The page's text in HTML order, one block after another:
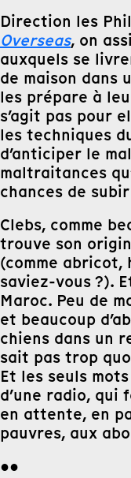
Direction les
Overseas, on
auxquels se
de maison dans
les prépare à
s’agit pas pour
les techniques
d’anticiper le
maltraitances
chances de
Clebs, comme
trouve son
(comme abricot,
saviez-vous ?).
Maroc. Peu de
et beaucoup
chiens dans un
sait pas trop
Et les seuls
d’une radio, qui
en attente, en
pauvres, aux
●●